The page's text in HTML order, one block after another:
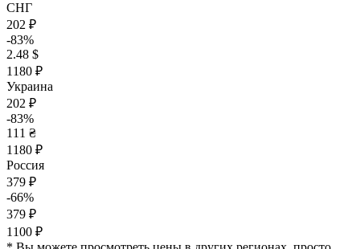
СНГ
202 ₽
-83%
2.48 $
1180 ₽
Украина
202 ₽
-83%
111 ₴
1180 ₽
Россия
379 ₽
-66%
379 ₽
1100 ₽